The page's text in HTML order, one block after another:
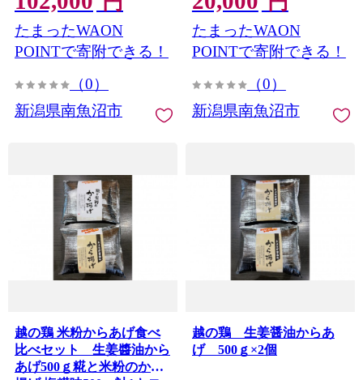
定期便 お米 米 ふるさと納
税 新潟県 日本米 食品 米農
家 自然栽培 炊き立て 風味
定期配送 収穫 令和 米どこ
たまったWAON
POINTで寄附できる！
（0）
新潟県南魚沼市
たまったWAON
POINTで寄附できる！
（0）
新潟県南魚沼市
越の鶏 米粉からあげ食べ
比べセット 生姜醬油から
あげ500ｇ糀と米粉のから
越の鶏 生姜醤油からあ
げ 500ｇ×2個